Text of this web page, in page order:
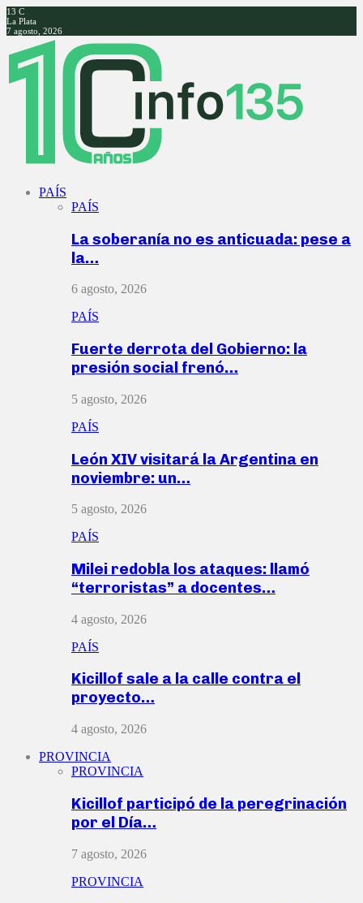
13 C
La Plata
7 agosto, 2026
Facebook
Twitter
Instagram
Youtube
PAÍS
PAÍS
La soberanía no es anticuada: pese a
la…
6 agosto, 2026
PAÍS
Fuerte derrota del Gobierno: la
presión social frenó…
5 agosto, 2026
PAÍS
León XIV visitará la Argentina en
noviembre: un…
5 agosto, 2026
PAÍS
Milei redobla los ataques: llamó
“terroristas” a docentes…
4 agosto, 2026
PAÍS
Kicillof sale a la calle contra el
proyecto…
4 agosto, 2026
PROVINCIA
PROVINCIA
Kicillof participó de la peregrinación
por el Día…
7 agosto, 2026
PROVINCIA